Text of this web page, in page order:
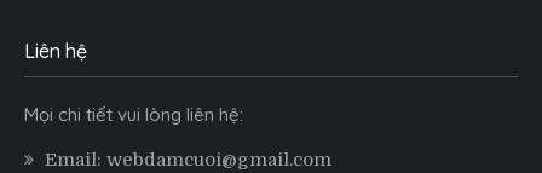
Liên hệ
Mọi chi tiết vui lòng liên hệ:
Email: webdamcuoi@gmail.com